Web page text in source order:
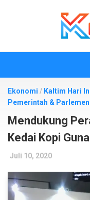
Ekonomi / Kaltim Hari
Pemerintah & Parlemen
Mendukung
Kedai Kopi
Juli 10, 2020